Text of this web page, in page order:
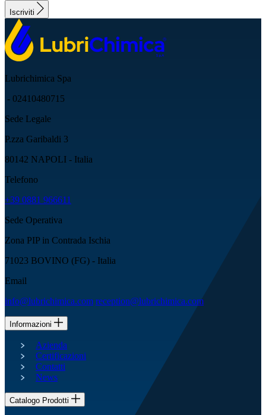
Iscriviti
Lubrichimica Spa
- 02410480715
Sede Legale
P.zza Garibaldi 3
80142 NAPOLI - Italia
Telefono
+39 0881 966611
Sede Operativa
Zona PIP in Contrada Ischia
71023 BOVINO (FG) - Italia
Email
info@lubrichimica.com reception@lubrichimica.com
Informazioni
Azienda
Certificazioni
Contatti
News
Catalogo Prodotti